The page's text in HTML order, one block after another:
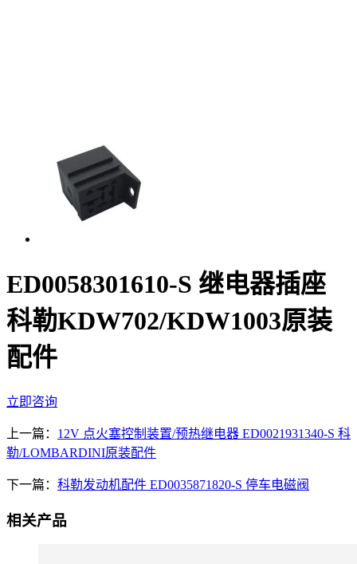
ED0058301610-­S 继电器插座
科勒KDW702/KDW1003原装
配件
立即咨询
上一篇： 12V 点火塞控制装置/预热继电器 ED0021931340­-S 科
勒/LOMBARDINI原装配件
下一篇： 科勒发动机配件 ED0035871820-S 停车电磁阀
相关产品